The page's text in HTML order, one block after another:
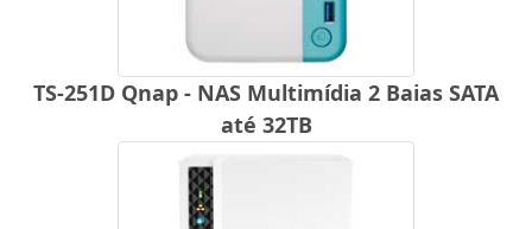
TS-251D Qnap - NAS Multimídia 2 Baias SATA
até 32TB